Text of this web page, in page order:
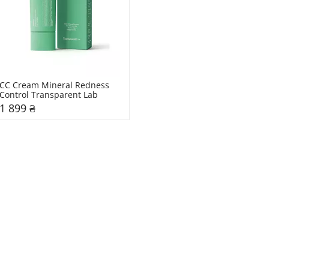
CC Cream Mineral Redness
Control Transparent Lab
1 899 ₴